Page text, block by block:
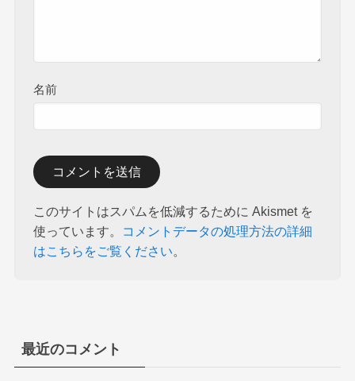
名前
このサイトはスパムを低減するために Akismet を
使っています。
コメントデータの処理方法の詳細
はこちらをご覧ください
最近のコメント